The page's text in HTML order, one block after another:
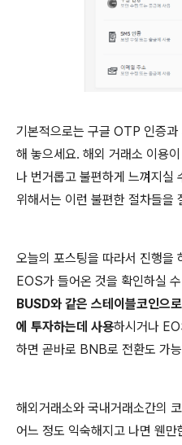
기본적으로는 구글 OTP 인증
해 놓으세요. 해외 거래소 이용
나 번거롭고 불편하게 느껴지실
위해서는 이런 불편한 절차들을
오늘의 포스팅을 따라서 진행을
EOS가 들어온 것을 확인하실
BUSD와 같은 스테이블코인으
에 투자하는데 사용하시거나
하면 곧바로 BNB로 전환도 가
해외거래소와 국내거래소간의
어느 정도 익숙해지고 나면 웬만